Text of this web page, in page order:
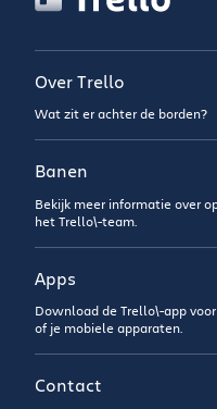
Over Trello
Wat zit er achter de borden?
Banen
Bekijk meer informatie over
het Trello\-team.
Apps
Download de Trello\-app
of je mobiele apparaten.
Contact